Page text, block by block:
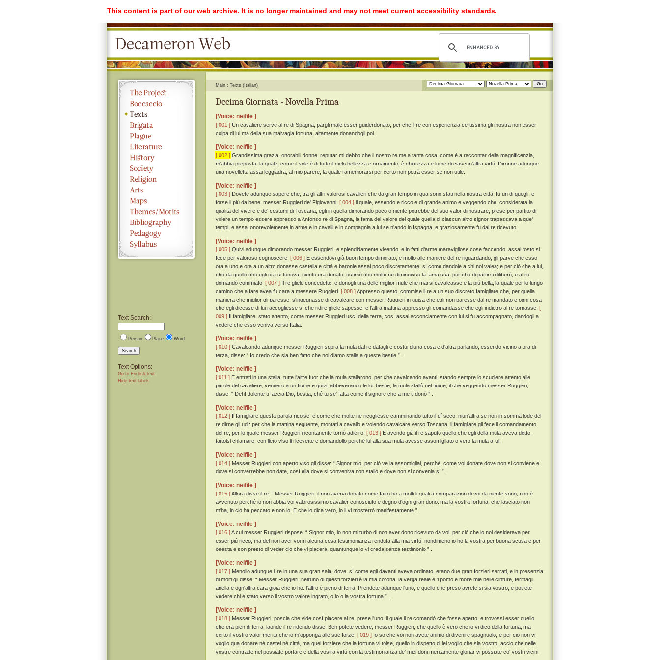
This content is part of our web archive. It is no longer maintained and may not meet current accessibility standards.
Text Search:
Person Place Word
Search
Text Options:
Go to English text
Hide text labels
Main Texts (Italian)
Decima Giornata - Novella Prima
[Voice: neifile ]
[ 001 ] Un cavaliere serve al re di Spagna; pargli male esser guiderdonato, per che il re con esperienzia certissima gli mostra non esser
colpa di lui ma della sua malvagia fortuna, altamente donandogli poi.
[Voice: neifile ]
[ 002 ] Grandissima grazia, onorabili donne, reputar mi debbo che il nostro re me a tanta cosa, come è a raccontar della magnificenzia,
m'abbia preposta: la quale, come il sole è di tutto il cielo bellezza e ornamento, è chiarezza e lume di ciascun'altra virtú. Dironne adunque
una novelletta assai leggiadra, al mio parere, la quale ramemorarsi per certo non potrà esser se non utile.
[Voice: neifile ]
[ 003 ] Dovete adunque sapere che, tra gli altri valorosi cavalieri che da gran tempo in qua sono stati nella nostra città, fu un di quegli, e
forse il piú da bene, messer Ruggieri de' Figiovanni; [ 004 ] il quale, essendo e ricco e di grande animo e veggendo che, considerata la
qualità del vivere e de' costumi di Toscana, egli in quella dimorando poco o niente potrebbe del suo valor dimostrare, prese per partito di
volere un tempo essere appresso a Anfonso re di Spagna, la fama del valore del quale quella di ciascun altro signor trapassava a que'
tempi; e assai onorevolemente in arme e in cavalli e in compagnia a lui se n'andò in Ispagna, e graziosamente fu dal re ricevuto.
[Voice: neifile ]
[ 005 ] Quivi adunque dimorando messer Ruggieri, e splendidamente vivendo, e in fatti d'arme maravigliose cose faccendo, assai tosto si
fece per valoroso cognoscere. [ 006 ] E essendovi già buon tempo dimorato, e molto alle maniere del re riguardando, gli parve che esso
ora a uno e ora a un altro donasse castella e città e baronie assai poco discretamente, sí come dandole a chi nol valea; e per ciò che a lui,
che da quello che egli era si teneva, niente era donato, estimò che molto ne diminuisse la fama sua: per che di partirsi diliberò, e al re
domandò commiato. [ 007 ] Il re gliele concedette, e donogli una delle miglior mule che mai si cavalcasse e la piú bella, la quale per lo lungo
camino che a fare avea fu cara a messere Ruggieri. [ 008 ]Appresso questo, commise il re a un suo discreto famigliare che, per quella
maniera che miglior gli paresse, s'ingegnasse di cavalcare con messer Ruggieri in guisa che egli non paresse dal re mandato e ogni cosa
che egli dicesse di lui raccogliesse sí che ridire gliele sapesse; e l'altra mattina appresso gli comandasse che egli indietro al re tornasse. [
009 ] Il famigliare, stato attento, come messer Ruggieri uscí della terra, cosí assai acconciamente con lui si fu accompagnato, dandogli a
vedere che esso veniva verso Italia.
[Voice: neifile ]
[ 010 ] Cavalcando adunque messer Ruggieri sopra la mula dal re datagli e costui d'una cosa e d'altra parlando, essendo vicino a ora di
terza, disse: “ Io credo che sia ben fatto che noi diamo stalla a queste bestie ” .
[Voice: neifile ]
[ 011 ] E entrati in una stalla, tutte l'altre fuor che la mula stallarono; per che cavalcando avanti, stando sempre lo scudiere attento alle
parole del cavaliere, vennero a un fiume e quivi, abbeverando le lor bestie, la mula stallò nel fiume; il che veggendo messer Ruggieri,
disse: “ Deh! dolente ti faccia Dio, bestia, ché tu se' fatta come il signore che a me ti donò ” .
[Voice: neifile ]
[ 012 ] Il famigliare questa parola ricolse, e come che molte ne ricogliesse camminando tutto il dí seco, niun'altra se non in somma lode del
re dirne gli udí: per che la mattina seguente, montati a cavallo e volendo cavalcare verso Toscana, il famigliare gli fece il comandamento
del re, per lo quale messer Ruggieri incontanente tornò adietro. [ 013 ] E avendo già il re saputo quello che egli della mula aveva detto,
fattolsi chiamare, con lieto viso il ricevette e domandollo perché lui alla sua mula avesse assomigliato o vero la mula a lui.
[Voice: neifile ]
[ 014 ] Messer Ruggieri con aperto viso gli disse: “ Signor mio, per ciò ve la assomigliai, perché, come voi donate dove non si conviene e
dove si converrebbe non date, cosí ella dove si conveniva non stallò e dove non si convenia sí ” .
[Voice: neifile ]
[ 015 ]Allora disse il re: “ Messer Ruggieri, il non avervi donato come fatto ho a molti li quali a comparazion di voi da niente sono, non è
avvenuto perché io non abbia voi valorosissimo cavalier conosciuto e degno d'ogni gran dono: ma la vostra fortuna, che lasciato non
m'ha, in ciò ha peccato e non io. E che io dica vero, io il vi mosterrò manifestamente ” .
[Voice: neifile ]
[ 016 ]A cui messer Ruggieri rispose: “ Signor mio, io non mi turbo di non aver dono ricevuto da voi, per ciò che io nol desiderava per
esser piú ricco, ma del non aver voi in alcuna cosa testimonianza renduta alla mia virtú: nondimeno io ho la vostra per buona scusa e per
onesta e son presto di veder ciò che vi piacerà, quantunque io vi creda senza testimonio ” .
[Voice: neifile ]
[ 017 ] Menollo adunque il re in una sua gran sala, dove, sí come egli davanti aveva ordinato, erano due gran forzieri serrati, e in presenzia
di molti gli disse: “ Messer Ruggieri, nell'uno di questi forzieri è la mia corona, la verga reale e 'l pomo e molte mie belle cinture, fermagli,
anella e ogn'altra cara gioia che io ho: l'altro è pieno di terra. Prendete adunque l'uno, e quello che preso avrete si sia vostro, e potrete
vedere chi è stato verso il vostro valore ingrato, o io o la vostra fortuna ” .
[Voice: neifile ]
[ 018 ] Messer Ruggieri, poscia che vide cosí piacere al re, prese l'uno, il quale il re comandò che fosse aperto, e trovossi esser quello
che era pien di terra; laonde il re ridendo disse: Ben potete vedere, messer Ruggieri, che quello è vero che io vi dico della fortuna; ma
certo il vostro valor merita che io m'opponga alle sue forze. [ 019 ] Io so che voi non avete animo di divenire spagnuolo, e per ciò non vi
voglio qua donare né castel né città, ma quel forziere che la fortuna vi tolse, quello in dispetto di lei voglio che sia vostro, acciò che nelle
vostre contrade nel possiate portare e della vostra virtú con la testimonianza de' miei doni meritamente gloriar vi possiate co' vostri vicini.